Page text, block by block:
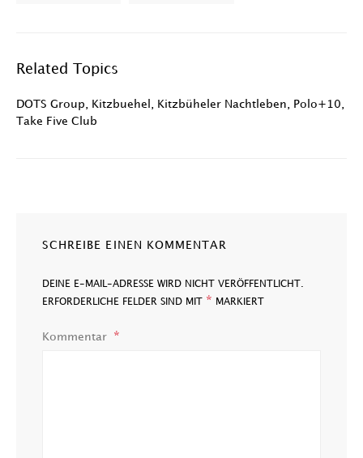
Related Topics
DOTS Group Kitzbuehel Kitzbüheler Nachtleben Polo+10
Take Five Club
SCHREIBE EINEN KOMMENTAR
DEINE E-MAIL-ADRESSE WIRD NICHT VERÖFFENTLICHT.
ERFORDERLICHE FELDER SIND MIT * MARKIERT
Kommentar